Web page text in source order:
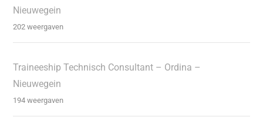
Nieuwegein
202 weergaven
Traineeship Technisch Consultant – Ordina –
Nieuwegein
194 weergaven